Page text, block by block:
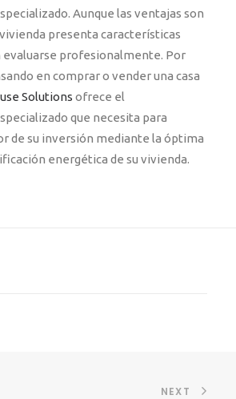
Aunque las ventajas son
presenta características
evaluarse profesionalmente. Por
en comprar o vender una casa
Solutions ofrece el
que necesita para
de su inversión mediante la óptima
energética de su vivienda.
NEXT